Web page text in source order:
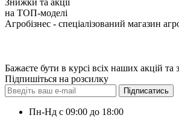
Знижки та акції
на ТОП-моделі
Агробізнес - спеціалізований магазин
Бажаєте бути в курсі всіх наших акцій та
Підпишіться на розсилку
Підписатись
Пн-Нд с 09:00 до 18:00